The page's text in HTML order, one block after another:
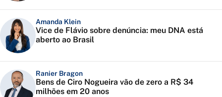
Amanda Klein
Vice de Flávio sobre denúncia: meu DNA está
aberto ao Brasil
Ranier Bragon
Bens de Ciro Nogueira vão de zero a R$ 34
milhões em 20 anos